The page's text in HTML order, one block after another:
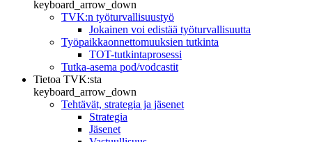
keyboard_arrow_down
TVK:n työturvallisuustyö
Jokainen voi edistää työturvallisuutta
Työpaikkaonnettomuuksien tutkinta
TOT-tutkintaprosessi
Tutka-asema pod/vodcastit
Tietoa TVK:sta
keyboard_arrow_down
Tehtävät, strategia ja jäsenet
Strategia
Jäsenet